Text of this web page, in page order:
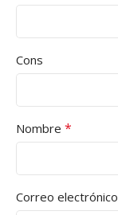
Cons
Nombre *
Correo electrónico